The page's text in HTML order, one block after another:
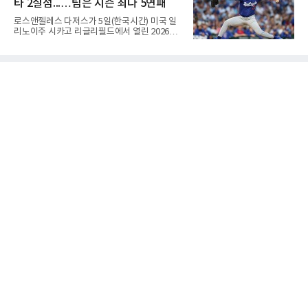
장되었던 이번 연수는, 뚜껑을 열어보니 '제구력
5등급에게 2주짜리 족집게 과외를 붙여 1등급을
기대한 꼴'이었다는 냉정한 평가를 피하기 어렵
게 됐다.야구에서 투수의 제구력은 오랜 시간 투
타 2실점...…팀은 시즌 최다 5연패
로스앤젤레스 다저스가 5일(한국시간) 미국 일
리노이주 시카고 리글리필드에서 열린 2026